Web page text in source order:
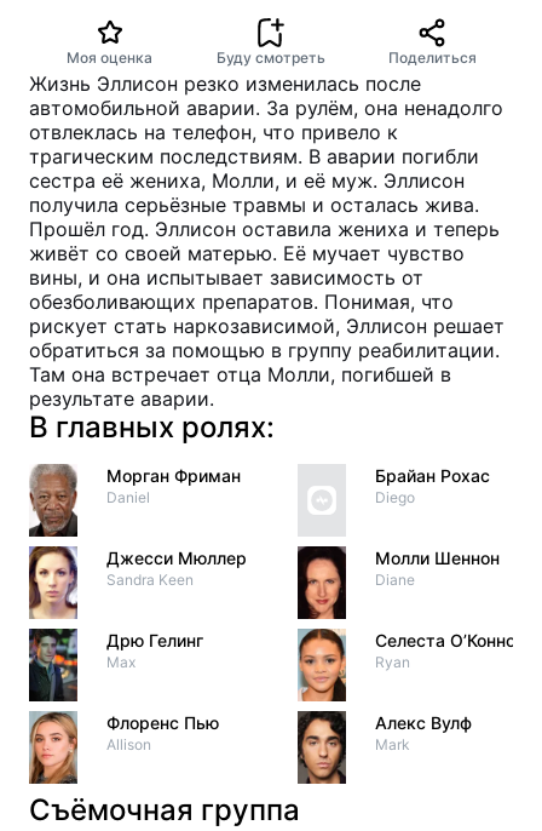
Моя оценка Буду смотреть Поделиться
Жизнь Эллисон резко изменилась после
автомобильной аварии. За рулём, она ненадолго
отвлеклась на телефон, что привело к
трагическим последствиям. В аварии погибли
сестра её жениха, Молли, и её муж. Эллисон
получила серьёзные травмы и осталась жива.
Прошёл год. Эллисон оставила жениха и теперь
живёт со своей матерью. Её мучает чувство
вины, и она испытывает зависимость от
обезболивающих препаратов. Понимая, что
рискует стать наркозависимой, Эллисон решает
обратиться за помощью в группу реабилитации.
Там она встречает отца Молли, погибшей в
результате аварии.
В главных ролях:
Морган Фриман
Daniel
Джесси Мюллер
Sandra Keen
Дрю Гелинг
Max
Флоренс Пью
Allison
Брайан Рохас
Diego
Молли Шеннон
Diane
Селеста О’Коннор
Ryan
Алекс Вулф
Mark
Съёмочная группа